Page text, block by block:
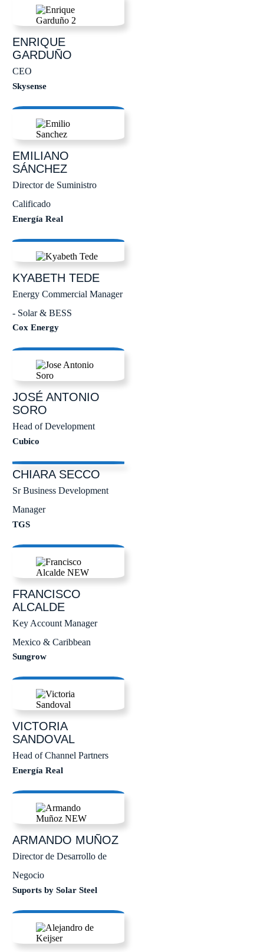
ENRIQUE
GARDUÑO
CEO
Skysense
EMILIANO
SÁNCHEZ
Director de Suministro
Calificado
Energía Real
KYABETH TEDE
Energy Commercial Manager
- Solar & BESS
Cox Energy
JOSÉ ANTONIO
SORO
Head of Development
Cubico
CHIARASECCO
Sr Business Development
Manager
TGS
FRANCISCO
ALCALDE
Key Account Manager
Mexico & Caribbean
Sungrow
VICTORIA
SANDOVAL
Head of Channel Partners
Energía Real
ARMANDO MUÑOZ
Director de Desarrollo de
Negocio
Suports by Solar Steel